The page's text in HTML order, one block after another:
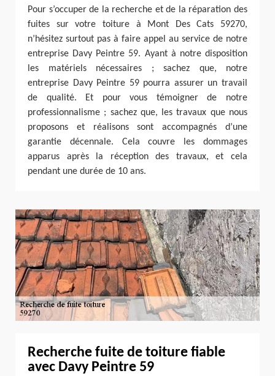
Pour s’occuper de la recherche et de la réparation des
fuites sur votre toiture à Mont Des Cats 59270,
n’hésitez surtout pas à faire appel au service de notre
entreprise Davy Peintre 59. Ayant à notre disposition
les matériels nécessaires ; sachez que, notre
entreprise Davy Peintre 59 pourra assurer un travail
de qualité. Et pour vous témoigner de notre
professionnalisme ; sachez que, les travaux que nous
proposons et réalisons sont accompagnés d’une
garantie décennale. Cela couvre les dommages
apparus après la réception des travaux, et cela
pendant une durée de 10 ans.
Recherche fuite de toiture fiable
avec Davy Peintre 59